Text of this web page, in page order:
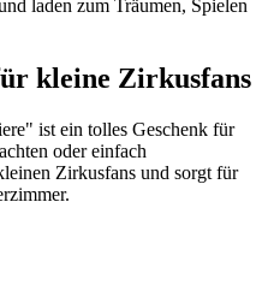
laden zum Träumen, Spielen
kleine Zirkusfans
ist ein tolles Geschenk für
oder einfach
Zirkusfans und sorgt für